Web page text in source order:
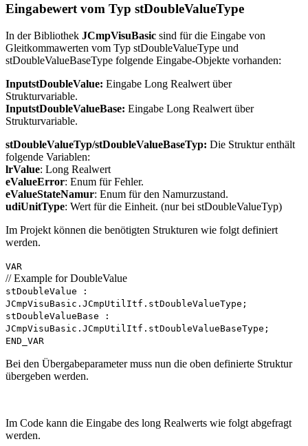
Eingabewert vom Typ stDoubleValueType
In der Bibliothek JCmpVisuBasic sind für die Eingabe von
Gleitkommawerten vom Typ stDoubleValueType und
stDoubleValueBaseType folgende Eingabe-Objekte vorhanden:
InputstDoubleValue: Eingabe Long Realwert über
Strukturvariable.
InputstDoubleValueBase: Eingabe Long Realwert über
Strukturvariable.
stDoubleValueTyp/stDoubleValueBaseTyp: Die Struktur enthält
folgende Variablen:
lrValue: Long Realwert
eValueError: Enum für Fehler.
eValueStateNamur: Enum für den Namurzustand.
udiUnitType: Wert für die Einheit. (nur bei stDoubleValueTyp)
Im Projekt können die benötigten Strukturen wie folgt definiert
werden.
VAR
// Example for DoubleValue
stDoubleValue :
JCmpVisuBasic.JCmpUtilItf.stDoubleValueType;
stDoubleValueBase :
JCmpVisuBasic.JCmpUtilItf.stDoubleValueBaseType;
END_VAR
Bei den Übergabeparameter muss nun die oben definierte Struktur
übergeben werden.
Im Code kann die Eingabe des long Realwerts wie folgt abgefragt
werden.